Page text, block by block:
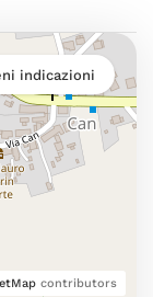
contributors
indicazioni